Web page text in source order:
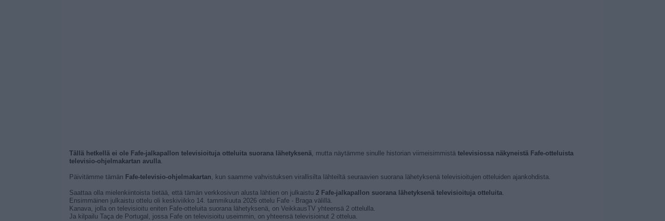
Tällä hetkellä ei ole Fafe-jalkapallon televisioituja otteluita suorana lähetyksenä, mutta näytämme sinulle historian viimeisimmistä televisiossa näkyneistä Fafe-otteluista
televisio-ohjelmakartan avulla.
Päivitämme tämän Fafe-televisio-ohjelmakartan, kun saamme vahvistuksen virallisilta lähteiltä seuraavien suorana lähetyksenä televisioitujen otteluiden ajankohdista.
Saattaa olla mielenkiintoista tietää, että tämän verkkosivun alusta lähtien on julkaistu 2 Fafe-jalkapallon suorana lähetyksenä televisioituja otteluita.
Ensimmäinen julkaistu ottelu oli keskiviikko 14. tammikuuta 2026 ottelu Fafe - Braga välillä.
Kanava, jolla on televisioitu eniten Fafe-otteluita suorana lähetyksenä, on VeikkausTV yhteensä 2 ottelulla.
Ja kilpailu Taça de Portugal, jossa Fafe on televisioitu useimmin, on yhteensä televisioinut 2 ottelua.